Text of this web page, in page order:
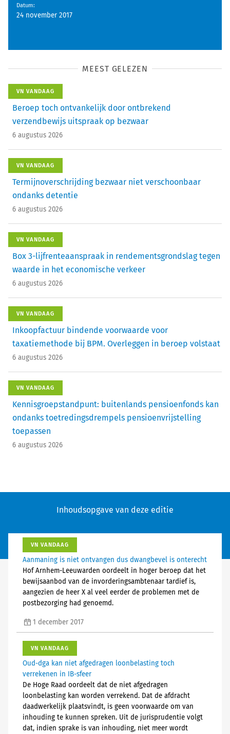
Datum:
24 november 2017
MEEST GELEZEN
VN VANDAAG
Beroep toch ontvankelijk door ontbrekend
verzendbewijs uitspraak op bezwaar
6 augustus 2026
VN VANDAAG
Termijnoverschrijding bezwaar niet verschoonbaar
ondanks detentie
6 augustus 2026
VN VANDAAG
Box 3-lijfrenteaanspraak in rendementsgrondslag tegen
waarde in het economische verkeer
6 augustus 2026
VN VANDAAG
Inkoopfactuur bindende voorwaarde voor
taxatiemethode bij BPM. Overleggen in beroep volstaat
6 augustus 2026
VN VANDAAG
Kennisgroepstandpunt: buitenlands pensioenfonds kan
ondanks toetredingsdrempels pensioenvrijstelling
toepassen
6 augustus 2026
Inhoudsopgave van deze editie
VN VANDAAG
Aanmaning is niet ontvangen dus dwangbevel is onterecht
Hof Arnhem-Leeuwarden oordeelt in hoger beroep dat het
bewijsaanbod van de invorderingsambtenaar tardief is,
aangezien de heer X al veel eerder de problemen met de
postbezorging had genoemd.
1 december 2017
VN VANDAAG
Oud-dga kan niet afgedragen loonbelasting toch
verrekenen in IB-sfeer
De Hoge Raad oordeelt dat de niet afgedragen
loonbelasting kan worden verrekend. Dat de afdracht
daadwerkelijk plaatsvindt, is geen voorwaarde om van
inhouding te kunnen spreken. Uit de jurisprudentie volgt
dat, indien sprake is van inhouding, niet meer wordt